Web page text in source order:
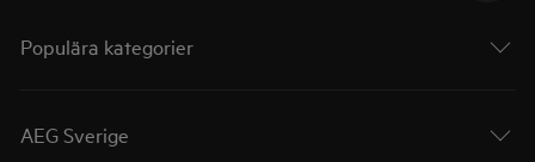
Populära kategorier
AEG Sverige